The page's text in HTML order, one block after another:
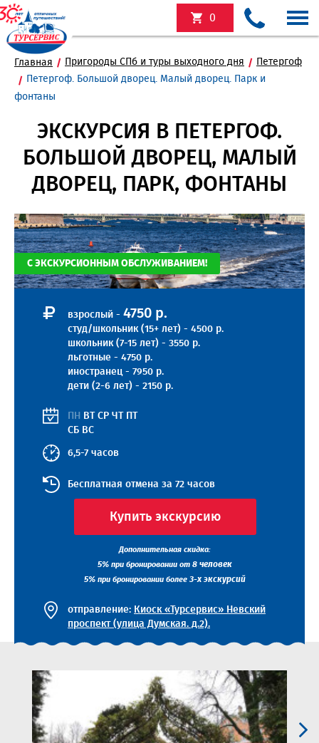
0
Главная Пригороды СПб и туры выходного дня
Петергоф
Петергоф. Большой дворец. Малый дворец. Парк и
фонтаны
ЭКСКУРСИЯ В ПЕТЕРГОФ.
БОЛЬШОЙ ДВОРЕЦ, МАЛЫЙ
ДВОРЕЦ, ПАРК, ФОНТАНЫ
С ЭКСКУРСИОННЫМ ОБСЛУЖИВАНИЕМ!
взрослый - 4750 р.
студ/школьник (15+ лет) - 4500 р.
школьник (7-15 лет) - 3550 р.
льготные - 4750 р.
иностранец - 7950 р.
дети (2-6 лет) - 2150 р.
ПН ВТ СР ЧТ
СБ ВС
6,5-7 часов
Бесплатная отмена за 72 часов
Купить экскурсию
Дополнительная скидка:
5% при бронировании от 8 человек
5% при бронировании более 3-х экскурсий
отправление: Киоск «Турсервис» Невский
проспект (улица Думская. д.2).